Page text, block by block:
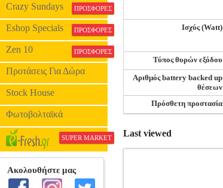
Crazy Sundays ΠΡΟΣΦΟΡΕΣ
Eshop Specials ΠΡΟΣΦΟΡΕΣ
Zen 10 ΠΡΟΣΦΟΡΕΣ
Προτάσεις Για Δώρα
Stock House
Φωτοβολταϊκά
SUPER MARKET
Ισχύς (Watt)
Τύπος θυρών εξόδου
Αριθμός battery backed up
θέσεων
Πρόσθετη προστασία
Last viewed